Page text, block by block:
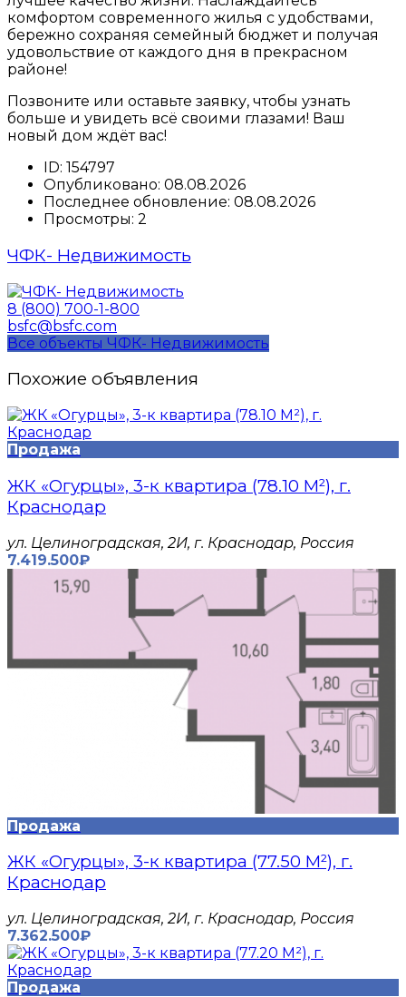
комфортом современного жилья с удобствами,
бережно сохраняя семейный бюджет и получая
удовольствие от каждого дня в прекрасном
районе!
Позвоните или оставьте заявку, чтобы узнать
больше и увидеть всё своими глазами! Ваш
новый дом ждёт вас!
ID: 154797
Опубликовано: 08.08.2026
Последнее обновление: 08.08.2026
Просмотры: 2
ЧФК- Недвижимость
8 (800) 700-1-800
bsfc@bsfc.com
Все объекты ЧФК- Недвижимость
Похожие объявления
Продажа
ЖК «Огурцы», 3-к квартира (78.10 М²), г.
Краснодар
​ул. Целиноградская, 2И, г. Краснодар, Россия
7.419.500₽
Продажа
ЖК «Огурцы», 3-к квартира (77.50 М²), г.
Краснодар
​ул. Целиноградская, 2И, г. Краснодар, Россия
7.362.500₽
Продажа